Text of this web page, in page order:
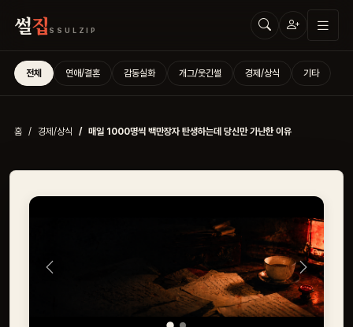
썰집 SSULZIP
전체 연애/결혼 감동실화 개그/웃긴썰 경제/상식 기타
홈 경제/상식 매일 1000명씩 백만장자 탄생하는데 당신만 가난한 이유
Previous Next